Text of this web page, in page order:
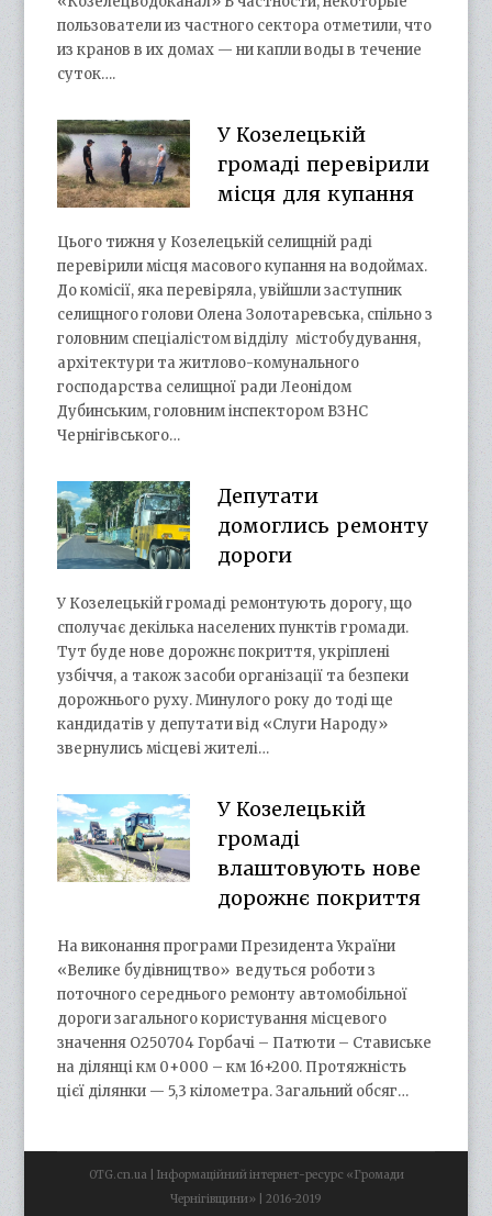
пользователи из частного сектора отметили, что
из кранов в их домах — ни капли воды в течение
суток….
У Козелецькій
громаді перевірили
місця для купання
Цього тижня у Козелецькій селищній раді
перевірили місця масового купання на водоймах.
До комісії, яка перевіряла, увійшли заступник
селищного голови Олена Золотаревська, спільно з
головним спеціалістом відділу містобудування,
архітектури та житлово-комунального
господарства селищної ради Леонідом
Дубинським, головним інспектором ВЗНС
Чернігівського…
Депутати
домоглись ремонту
дороги
У Козелецькій громаді ремонтують дорогу, що
сполучає декілька населених пунктів громади.
Тут буде нове дорожнє покриття, укріплені
узбіччя, а також засоби організації та безпеки
дорожнього руху. Минулого року до тоді ще
кандидатів у депутати від «Слуги Народу»
звернулись місцеві жителі…
У Козелецькій
громаді
влаштовують нове
дорожнє покриття
На виконання програми Президента України
«Велике будівництво» ведуться роботи з
поточного середнього ремонту автомобільної
дороги загального користування місцевого
значення О250704 Горбачі – Патюти – Ставиське
на ділянці км 0+000 – км 16+200. Протяжність
цієї ділянки — 5,3 кілометра. Загальний обсяг…
OTG.cn.ua | Інформаційний інтернет-ресурс «Громади
Чернігівщини» | 2016-2019